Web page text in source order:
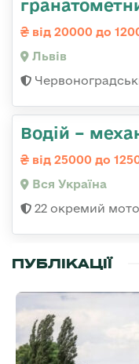
від 20000 до
Львів
Водій –
від 25000 до
Вся Україна
22 окремий
ПУБЛІКАЦІЇ